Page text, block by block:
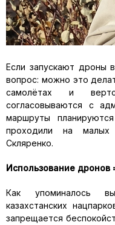
Если запускают дроны
вопрос: можно это
самолётах и
согласовываются с
маршруты
проходили на
Скляренко.
Использование дронов
Как упоминалось
казахстанских
запрещается